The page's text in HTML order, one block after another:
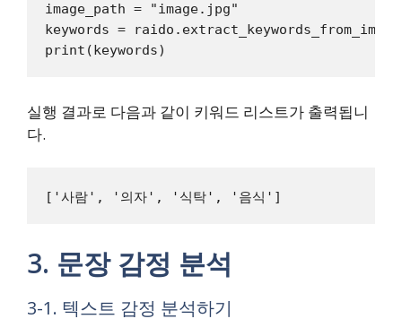
image_path = "image.jpg"
keywords =
실행 결과로 다음과 같이 키워드 리스트가 출력됩니
다.
3. 문장 감정 분석
3-1. 텍스트 감정 분석하기